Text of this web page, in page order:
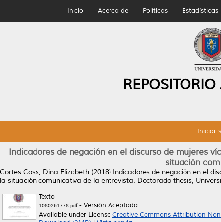
Inicio Acerca de Políticas Estadísticas
Iniciar
Indicadores de negación en el discurso de mujeres
situación
Cortes Coss, Dina Elizabeth (2018) Indicadores de negación en el
la situación comunicativa de la entrevista. Doctorado thesis,
Texto
1080261778.pdf- Versión Aceptada
Available under License Creative Commons Attribution